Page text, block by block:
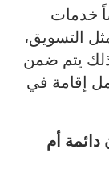
خدمات
التسويق،
ذلك يتم ضمن
إقامة في
دائمة أم